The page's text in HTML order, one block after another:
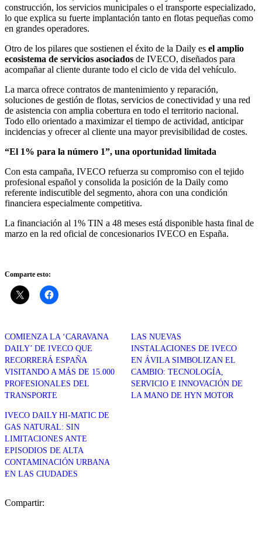
construcción, los servicios municipales o el transporte especializado,
lo que explica su fuerte implantación tanto en flotas pequeñas como
en grandes operadores.
Otro de los pilares que sostienen el éxito de la Daily es el amplio
ecosistema de servicios asociados de IVECO, diseñados para
acompañar al cliente durante todo el ciclo de vida del vehículo.
La marca ofrece contratos de mantenimiento y reparación,
soluciones de gestión de flotas, servicios de conectividad y una red
de asistencia con amplia cobertura en todo el territorio nacional.
Todo ello orientado a maximizar el tiempo de actividad, anticipar
incidencias y ofrecer al cliente una mayor previsibilidad de costes.
“El 1% para la número 1”, una oportunidad limitada
Con esta campaña, IVECO refuerza su compromiso con el tejido
profesional español y consolida la posición de la Daily como
referente indiscutible del segmento, ahora con una condición
financiera especialmente competitiva.
La financiación al 1% TIN a 48 meses está disponible hasta final de
marzo en la red oficial de concesionarios IVECO en España.
Comparte esto:
COMIENZA LA ‘CARAVANA
DAILY’ DE IVECO QUE
RECORRERÁ ESPAÑA
VISITANDO A MÁS DE 15.000
PROFESIONALES DEL
TRANSPORTE
LAS NUEVAS
INSTALACIONES DE IVECO
EN ÁVILA SIMBOLIZAN EL
CAMBIO: TECNOLOGÍA,
SERVICIO E INNOVACIÓN DE
LA MANO DE HYN MOTOR
IVECO DAILY HI-MATIC DE
GAS NATURAL: SIN
LIMITACIONES ANTE
EPISODIOS DE ALTA
CONTAMINACIÓN URBANA
EN LAS CIUDADES
Compartir: